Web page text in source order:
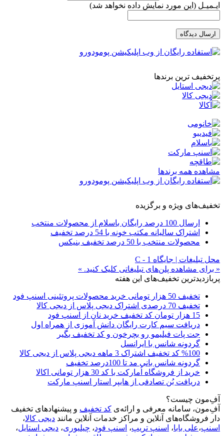
ایـمیـل (این مورد نمایش داده نخواهد شد)
ارسال دیدگاه
پرتخفیف ترین برندها
مشاهده همه برندها
تخفیف‌های ویژه و برگزیده
ارسال 100 درصد رایگان باسلام از محصولات منتخب
اشتراک سالیانه مکتب خونه با 54 درصد تخفیف
محصولات منتخب با 50 درصد تخفیف بنیکس
محل تبلیغات | جایگاه C - 1
« برای مشاهده پلن‌های تبلیغاتی کلیک کنید. »
پربازدیدترین تخفیف‌های این هفته
تخفیف 50 هزار تومانی خرید محصولات پروتئینی اسنپ فود
تخفیف 70 درصدی اشتراک دیجی پلاس از دیجی کالا
15 هزار تومان کد تخفیف خرید نان از اسنپ فود
دریافت سیم کارت رایگان دانش آموزی از همراه اول
جت پات فیلیمو رو بچرخون و کد تخفیف بگیر
گردونه شانس با ایرانسل
%100 کد تخفیف اشتراک 3 ماهه دیجی پلاس از دیجی کالا
گردونه شانس بانی مد تا 100درصد تخفیف
خرید از فروشگاه اُمارکت با کد 30 هزار تومانی اکالا
دریافت بُن تصادفی از هایپر استار اسنپ مارکت
آفِ‌مون چیست؟
آفِ‌مون، سامانه معرفی و ارائه‌ی کد تخفیف و پیشنهادهای تخفیف
دار فروشگاه‌های آنلاین و مراکز خدمات آنلاین مانند دیجی کالا،
اسنپ،علی بابا، اسنپ تریپ، اسنپ فود، چیلیوری، دیجی استایل،